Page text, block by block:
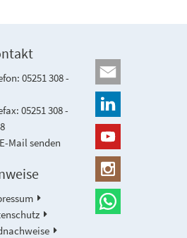
05251 308 -
05251 308 -
E-Mail senden